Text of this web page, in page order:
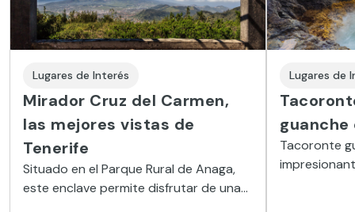
Lugares de Interés
Mirador Cruz del Carmen,
las mejores vistas de
Tenerife
Situado en el Parque Rural de Anaga,
este enclave permite disfrutar de unas
Lugares de
Tacoronte